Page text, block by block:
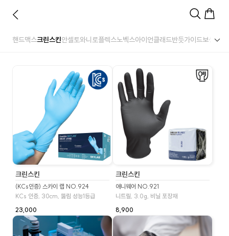
핸드맥스크린스킨안셀토와니로플렉스노벡스아이언클래드반듯가이드보생명진
크린스킨
(KCs인증) 스카이 랩 NO.924
KCs 인증, 30cm, 뚫림 성능1등급
23,000
크린스킨
애니웨어 NO.921
니트릴, 3.0g, 비닐 포장재
8,900